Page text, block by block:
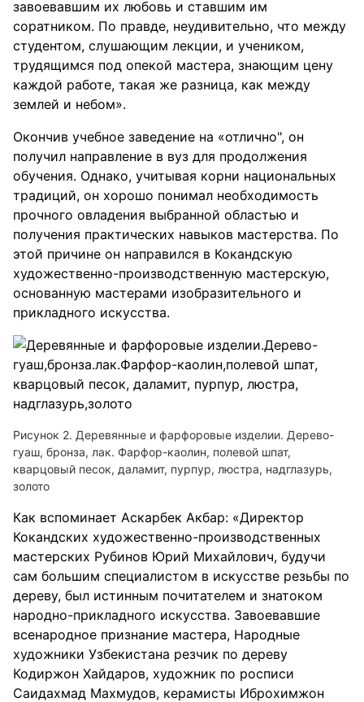
завоевавшим их любовь и ставшим им
соратником. По правде, неудивительно, что между
студентом, слушающим лекции, и учеником,
трудящимся под опекой мастера, знающим цену
каждой работе, такая же разница, как между
землей и небом».
Окончив учебное заведение на «отлично", он
получил направление в вуз для продолжения
обучения. Однако, учитывая корни национальных
традиций, он хорошо понимал необходимость
прочного овладения выбранной областью и
получения практических навыков мастерства. По
этой причине он направился в Кокандскую
художественно-производственную мастерскую,
основанную мастерами изобразительного и
прикладного искусства.
Рисунок 2. Деревянные и фарфоровые изделии. Дерево-
гуаш, бронза, лак. Фарфор-каолин, полевой шпат,
кварцовый песок, даламит, пурпур, люстра, надглазурь,
золото
Как вспоминает Аскарбек Акбар: «Директор
Кокандских художественно-производственных
мастерских Рубинов Юрий Михайлович, будучи
сам большим специалистом в искусстве резьбы по
дереву, был истинным почитателем и знатоком
народно-прикладного искусства. Завоевавшие
всенародное признание мастера, Народные
художники Узбекистана резчик по дереву
Кодиржон Хайдаров, художник по росписи
Саидахмад Махмудов, керамисты Иброхимжон